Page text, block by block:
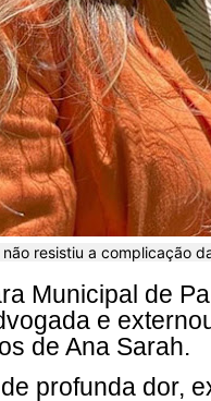
resistiu a complicação
Municipal de
e
de Ana Sarah.
profunda dor,